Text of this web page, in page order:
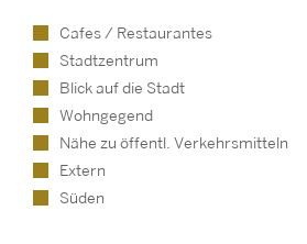
Cafes / Restaurantes
Stadtzentrum
Blick auf die Stadt
Wohngegend
Nähe zu öffentl. Verkehrsmitteln
Extern
Süden